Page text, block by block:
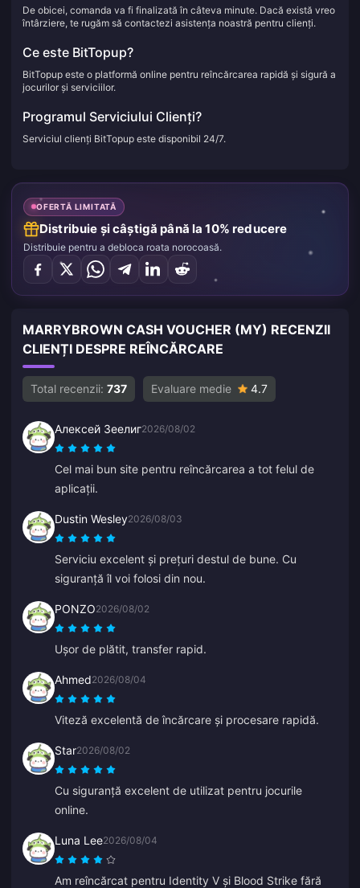
De obicei, comanda va fi finalizată în câteva minute. Dacă există vreo
întârziere, te rugăm să contactezi asistența noastră pentru clienți.
Ce este BitTopup?
BitTopup este o platformă online pentru reîncărcarea rapidă și sigură a
jocurilor și serviciilor.
Programul Serviciului Clienți?
Serviciul clienți BitTopup este disponibil 24/7.
OFERTĂ LIMITATĂ
Distribuie și câștigă până la 10% reducere
Distribuie pentru a debloca roata norocoasă.
MARRYBROWN CASH VOUCHER (MY) RECENZII
CLIENȚI DESPRE REÎNCĂRCARE
Total recenzii: 737 Evaluare medie 4.7
Алексей Зеелиг2026/08/02
Cel mai bun site pentru reîncărcarea a tot felul de
aplicații.
Dustin Wesley2026/08/03
Serviciu excelent și prețuri destul de bune. Cu
siguranță îl voi folosi din nou.
PONZO2026/08/02
Ușor de plătit, transfer rapid.
Ahmed2026/08/04
Viteză excelentă de încărcare și procesare rapidă.
Star2026/08/02
Cu siguranță excelent de utilizat pentru jocurile
online.
Luna Lee2026/08/04
Am reîncărcat pentru Identity V și Blood Strike fără